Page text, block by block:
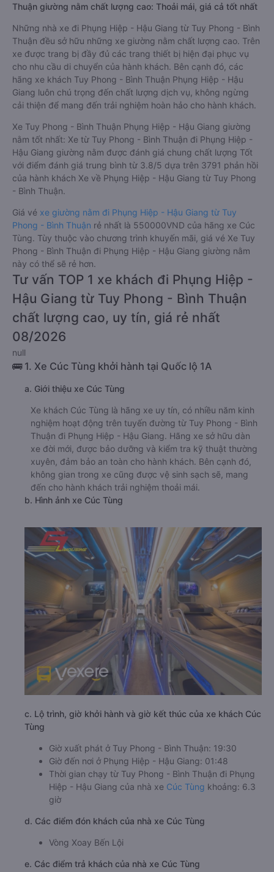
Thuận giường nằm chất lượng cao: Thoải mái, giá cả tốt nhất
Những nhà xe đi Phụng Hiệp - Hậu Giang từ Tuy Phong - Bình
Thuận đều sở hữu những xe giường nằm chất lượng cao. Trên
xe được trang bị đầy đủ các trang thiết bị hiện đại phục vụ
cho nhu cầu di chuyển của hành khách. Bên cạnh đó, các
hãng xe khách Tuy Phong - Bình Thuận Phụng Hiệp - Hậu
Giang luôn chú trọng đến chất lượng dịch vụ, không ngừng
cải thiện để mang đến trải nghiệm hoàn hảo cho hành khách.
Xe Tuy Phong - Bình Thuận Phụng Hiệp - Hậu Giang giường
nằm tốt nhất: Xe từ Tuy Phong - Bình Thuận đi Phụng Hiệp -
Hậu Giang giường nằm được đánh giá chung chất lượng Tốt
với điểm đánh giá trung bình từ 3.8/5 dựa trên 3791 phản hồi
của hành khách Xe về Phụng Hiệp - Hậu Giang từ Tuy Phong
- Bình Thuận.
Giá vé xe giường nằm đi Phụng Hiệp - Hậu Giang từ Tuy
Phong - Bình Thuận rẻ nhất là 550000VND của hãng xe Cúc
Tùng. Tùy thuộc vào chương trình khuyến mãi, giá vé Xe Tuy
Phong - Bình Thuận đi Phụng Hiệp - Hậu Giang giường nằm
này có thể sẽ rẻ hơn.
Tư vấn TOP 1 xe khách đi Phụng Hiệp -
Hậu Giang từ Tuy Phong - Bình Thuận
chất lượng cao, uy tín, giá rẻ nhất
08/2026
null
🚌 1. Xe Cúc Tùng khởi hành tại Quốc lộ 1A
a. Giới thiệu xe Cúc Tùng
Xe khách Cúc Tùng là hãng xe uy tín, có nhiều năm kinh
nghiệm hoạt động trên tuyến đường từ Tuy Phong - Bình
Thuận đi Phụng Hiệp - Hậu Giang. Hãng xe sở hữu dàn
xe đời mới, được bảo dưỡng và kiểm tra kỹ thuật thường
xuyên, đảm bảo an toàn cho hành khách. Bên cạnh đó,
không gian trong xe cũng được vệ sinh sạch sẽ, mang
đến cho hành khách trải nghiệm thoải mái.
b. Hình ảnh xe Cúc Tùng
c. Lộ trình, giờ khởi hành và giờ kết thúc của xe khách Cúc
Tùng
Giờ xuất phát ở Tuy Phong - Bình Thuận: 19:30
Giờ đến nơi ở Phụng Hiệp - Hậu Giang: 01:48
Thời gian chạy từ Tuy Phong - Bình Thuận đi Phụng
Hiệp - Hậu Giang của nhà xe Cúc Tùng khoảng: 6.3
giờ
d. Các điểm đón khách của nhà xe Cúc Tùng
Vòng Xoay Bến Lội
e. Các điểm trả khách của nhà xe Cúc Tùng